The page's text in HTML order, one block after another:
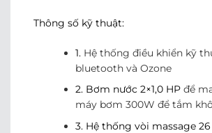
Thông số kỹ thuật:
1. Hệ thống điều khiển kỹ
bluetooth và Ozone
2. Bơm nước 2×1,0 HP để
máy bơm 300W để tắm
3. Hệ thống vòi massage